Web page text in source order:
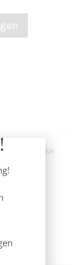
vrouwelijke